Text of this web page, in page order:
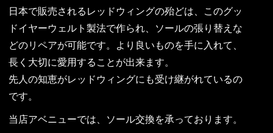
日本で販売されるレッドウィングの殆どは、このグッ
ドイヤーウェルト製法で作られ、ソールの張り替えな
どのリペアが可能です。より良いものを手に入れて、
長く大切に愛用することが出来ます。
先人の知恵がレッドウィングにも受け継がれているの
です。
当店アベニューでは、ソール交換を承っております。